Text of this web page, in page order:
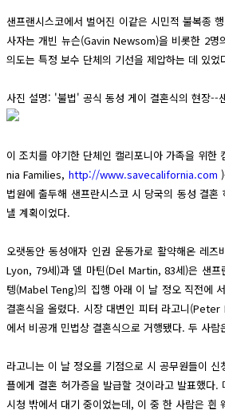
샌프랜시스코에서 벌어진 이같은 시민적 불복
사자는 개빈 뉴슨(Gavin Newsom)을 비롯한 2명
의도는 특정 보수 단체의 기선을 제압하는 데 있었
사진 설명: '불법' 공식 동성 게이 결혼식의 현장--
이 조치를 야기한 단체인 캘리포니아 가족을 위
nia Families, http://www.savecalifornia.com
법원에 출두해 샌프란시스코 시 당국의 동성 결혼
낼 계획이었다.
오랫동안 동성애자 인권 운동가로 활약해온 레
Lyon, 79세)과 델 마틴(Del Martin, 83세)은 샌프
텡(Mabel Teng)의 집행 아래 이 날 정오 직전에
결혼식을 올렸다. 시장 대변인 피터 라고니
에서 비공개 민법상 결혼식으로 거행됐다. 두 사
라고니는 이 날 정오를 기점으로 시 공무원들이
플에게 결혼 허가증을 발급할 것이라고 발표했다.
시청 밖에서 대기 중이었는데, 이 중 한 사람은 흰